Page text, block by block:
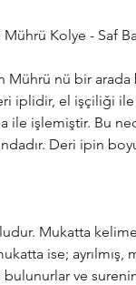
Kolye - Saf
nü bir arada
iplidir, el işçiliği
ile işlemiştir. Bu
Deri ipin
Mukatta
ise; ayrılmış,
ve surenin